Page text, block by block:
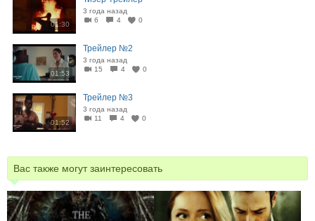
01:30
3 года назад
6
4 0
01:53
Трейлер №2
3 года назад
15
4 0
01:52
Трейлер №3
3 года назад
11
4 0
Вас также могут заинтересовать